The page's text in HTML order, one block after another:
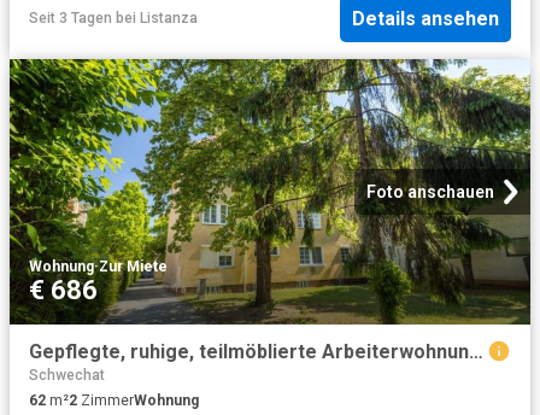
Seit 3 Tagen bei Listanza Details ansehen
Foto anschauen
Wohnung·Zur Miete
€ 686
Gepflegte, ruhige, teilmöblierte Arbeiterwohnung im Zentrum von Schwechat
Schwechat
62 m²2 ZimmerWohnung